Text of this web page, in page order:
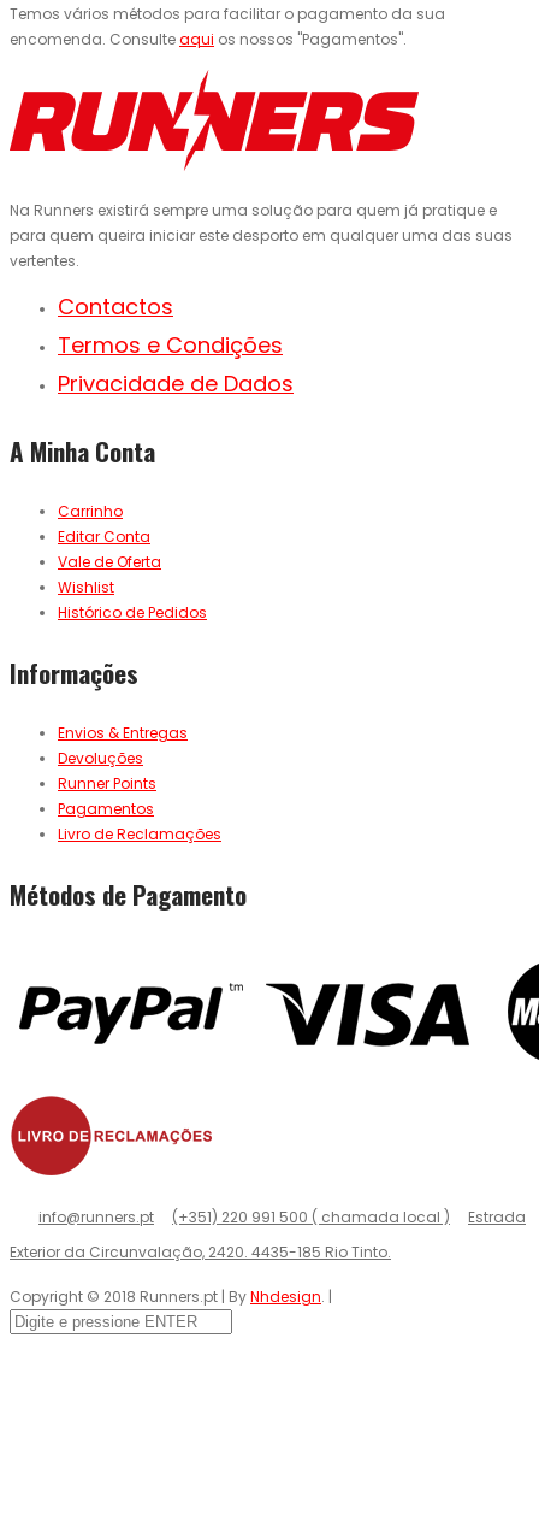
Temos vários métodos para facilitar o pagamento da sua
encomenda. Consulteaqui os nossos "Pagamentos".
Na Runners existirá sempre uma solução para quem já pratique e
para quem queira iniciar este desporto em qualquer uma das suas
vertentes.
Contactos
Termos e Condições
Privacidade de Dados
A Minha Conta
Carrinho
Editar Conta
Vale de Oferta
Wishlist
Histórico de Pedidos
Informações
Envios & Entregas
Devoluções
Runner Points
Pagamentos
Livro de Reclamações
Métodos de Pagamento
info@runners.pt (+351) 220 991 500 ( chamada local )
Estrada
Exterior da Circunvalação, 2420. 4435-185 Rio Tinto.
Copyright © 2018 Runners.pt | ByNhdesign. |